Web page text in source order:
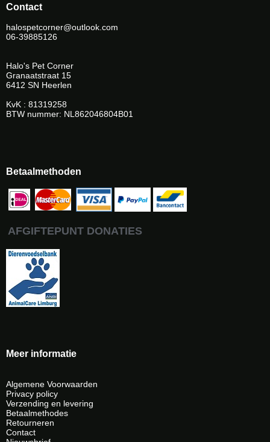
Contact
halospetcorner@outlook.com
06-39885126
Halo's Pet Corner
Granaatstraat 15
6412 SN Heerlen
KvK : 81319258
BTW nummer: NL862046804B01
Betaalmethoden
AFGIFTEPUNT DONATIES
Meer informatie
Algemene Voorwaarden
Privacy policy
Verzending en levering
Betaalmethodes
Retourneren
Contact